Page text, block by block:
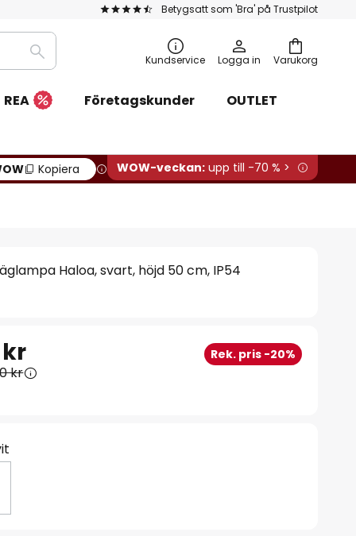
Betygsatt som 'Bra' på Trustpilot
Varukorg
Sök Kundservice Logga in
REA Företagskunder OUTLET
Kopiera WOW-veckan: upp till -70 % >
Haloa, svart, höjd 50 cm, IP54
kr Rek. pris -20%
kr